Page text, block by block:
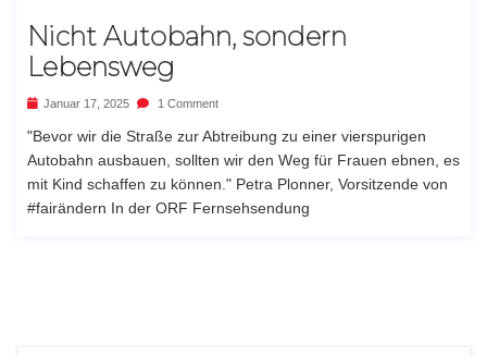
Nicht Autobahn, sondern
Lebensweg
Januar 17, 2025 1 Comment
"Bevor wir die Straße zur Abtreibung zu einer vierspurigen
Autobahn ausbauen, sollten wir den Weg für Frauen ebnen, es
mit Kind schaffen zu können." Petra Plonner, Vorsitzende von
#fairändern In der ORF Fernsehsendung